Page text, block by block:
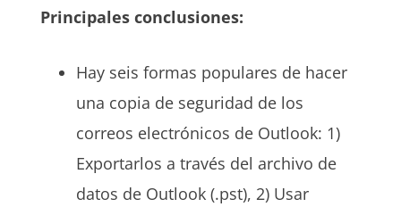
Principales conclusiones:
Hay seis formas populares de hacer
una copia de seguridad de los
correos electrónicos de Outlook: 1)
Exportarlos a través del archivo de
datos de Outlook (.pst), 2) Usar